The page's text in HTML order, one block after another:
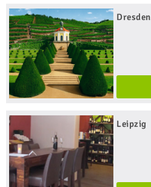
Dresden
Leipzig